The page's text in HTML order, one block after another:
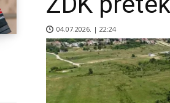
04.07.2026. | 22:24